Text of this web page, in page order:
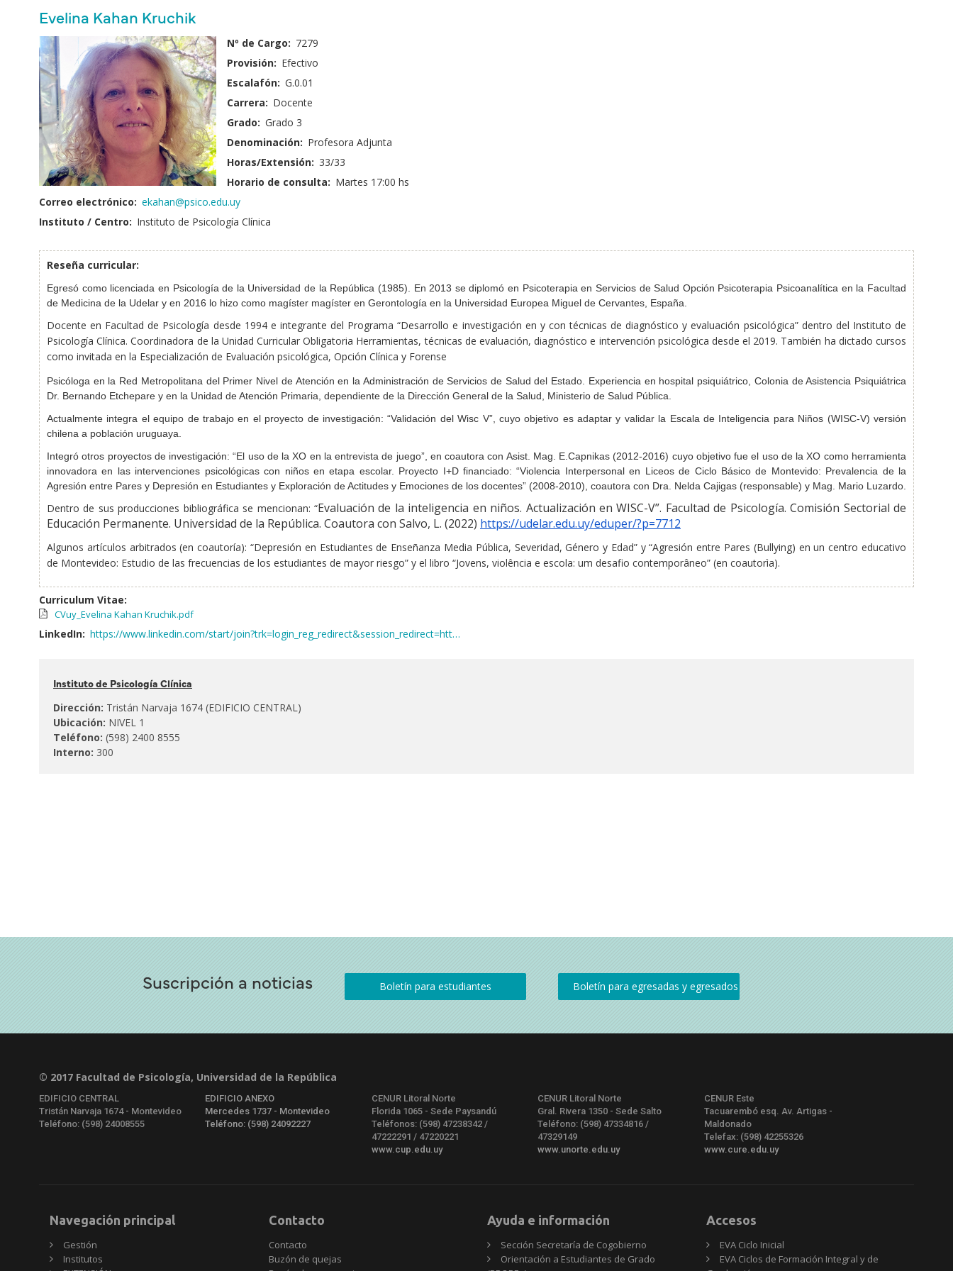
principales
Nombre
y
Apellido:
Evelina Kahan Kruchik
Fotografía: Nº de Cargo: 7279
Provisión: Efectivo
Escalafón: G.0.01
Carrera: Docente
Grado: Grado 3
Denominación: Profesora Adjunta
Horas/Extensión: 33/33
Horario de consulta: Martes 17:00 hs
Correo electrónico: ekahan@psico.edu.uy
Instituto / Centro: Instituto de Psicología Clínica
Reseña curricular:
Egresó como licenciada en Psicología de la Universidad de la República (1985). En 2013 se diplomó en Psicoterapia en Servicios de Salud Opción Psicoterapia Psicoanalítica en la Facultad
de Medicina de la Udelar y en 2016 lo hizo como magíster magíster en Gerontología en la Universidad Europea Miguel de Cervantes, España.
Docente en Facultad de Psicología desde 1994 e integrante del Programa“Desarrollo e investigación en y con técnicas de diagnóstico y evaluación psicológica”dentro del Instituto de
Psicología Clínica. Coordinadora de la Unidad Curricular Obligatoria Herramientas, técnicas de evaluación, diagnóstico e intervención psicológica desde el 2019. También ha dictado cursos
como invitada en la Especialización de Evaluación psicológica, Opción Clínica y Forense
Psicóloga en la Red Metropolitana del Primer Nivel de Atención en la Administración de Servicios de Salud del Estado. Experiencia en hospital psiquiátrico, Colonia de Asistencia Psiquiátrica
Dr. Bernando Etchepare y en la Unidad de Atención Primaria, dependiente de la Dirección General de la Salud, Ministerio de Salud Pública.
Actualmente integra el equipo de trabajo en el proyecto de investigación: “Validación del Wisc V”, cuyo objetivo es adaptar y validar la Escala de Inteligencia para Niños (WISC-V) versión
chilena a población uruguaya.
Integró otros proyectos de investigación: “El uso de la XO en la entrevista de juego”, en coautora con Asist. Mag. E.Capnikas (2012-2016) cuyo objetivo fue el uso de la XO como herramienta
innovadora en las intervenciones psicológicas con niños en etapa escolar. Proyecto I+D financiado: “Violencia Interpersonal en Liceos de Ciclo Básico de Montevido: Prevalencia de la
Agresión entre Pares y Depresión en Estudiantes y Exploración de Actitudes y Emociones de los docentes” (2008-2010), coautora con Dra. Nelda Cajigas (responsable) y Mag. Mario Luzardo.
Dentro de sus producciones bibliográfica se mencionan: “Evaluación de la inteligencia en niños. Actualización en WISC-V”. Facultad de Psicología. Comisión Sectorial de
Educación Permanente. Universidad de la República. Coautora con Salvo, L. (2022) https://udelar.edu.uy/eduper/?p=7712
Algunos artículos arbitrados(en coautoría): “Depresión en Estudiantes de Enseñanza Media Pública, Severidad, Género y Edad” y “Agresión entre Pares (Bullying) en un centro educativo
de Montevideo: Estudio de las frecuencias de los estudiantes de mayor riesgo” y el libro “Jovens, violência e escola: um desafio contemporâneo” (en coautorìa).
Curriculum Vitae:
CVuy_Evelina Kahan Kruchik.pdf
LinkedIn: https://www.linkedin.com/start/join?trk=login_reg_redirect&session_redirect=htt…
al:
Instituto de Psicología Clínica
Dirección: Tristán Narvaja 1674 (EDIFICIO CENTRAL)
Ubicación: NIVEL 1
Teléfono: (598) 2400 8555
Interno: 300
Suscripción a noticias
© 2017 Facultad de Psicología, Universidad de la República
EDIFICIO CENTRAL
Tristán Narvaja 1674 - Montevideo
Teléfono: (598) 24008555
EDIFICIO ANEXO
Mercedes 1737 - Montevideo
Teléfono: (598) 24092227
CENUR Litoral Norte
Florida 1065 - Sede Paysandú
Teléfonos: (598) 47238342 /
47222291 / 47220221
www.cup.edu.uy
CENUR Litoral Norte
Gral. Rivera 1350 - Sede Salto
Teléfono: (598) 47334816 /
47329149
www.unorte.edu.uy
CENUR Este
Tacuarembó esq. Av. Artigas -
Maldonado
Telefax: (598) 42255326
www.cure.edu.uy
Navegación principal
Gestión
Institutos
Contacto
Contacto
Buzón de quejas
Ayuda e información
Sección Secretaría de Cogobierno
Orientación a Estudiantes de Grado
Accesos
EVA Ciclo Inicial
EVA Ciclos de Formación Integral y de